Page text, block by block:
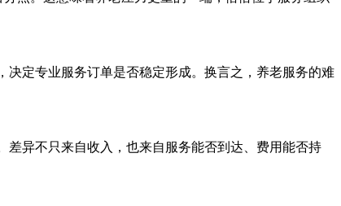
定专业服务订单是否稳定形成。换言之，养老服务的难
异不只来自收入，也来自服务能否到达、费用能否持